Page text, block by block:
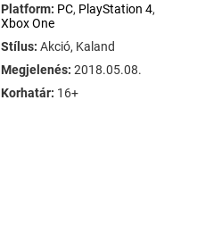
Platform: PC, PlayStation 4,
Xbox One
Stílus: Akció, Kaland
Megjelenés: 2018.05.08.
Korhatár: 16+